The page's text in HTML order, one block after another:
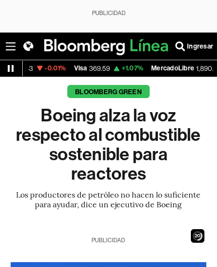
PUBLICIDAD
Ingresar
-0.01% Visa 369.59 +1.07% MercadoLibre 1,890.05 -
BLOOMBERG GREEN
Boeing alza la voz
respecto al combustible
sostenible para
reactores
Los productores de petróleo no hacen lo suficiente
para ayudar, dice un ejecutivo de Boeing
19
PUBLICIDAD